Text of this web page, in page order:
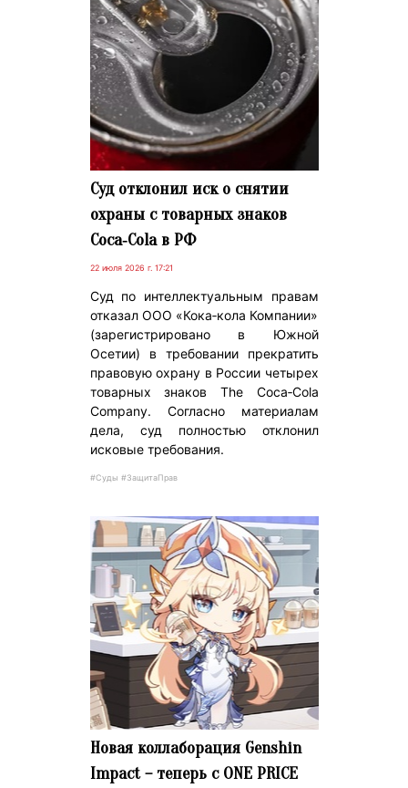
Суд отклонил иск о снятии
охраны с товарных знаков
Coca‑Cola в РФ
22 июля 2026 г. 17:21
Суд по интеллектуальным правам
отказал ООО «Кока‑кола Компании»
(зарегистрировано в Южной
Осетии) в требовании прекратить
правовую охрану в России четырех
товарных знаков The Coca‑Cola
Company. Согласно материалам
дела, суд полностью отклонил
исковые требования.
#Суды #ЗащитаПрав
Новая коллаборация Genshin
Impact – теперь с ONE PRICE